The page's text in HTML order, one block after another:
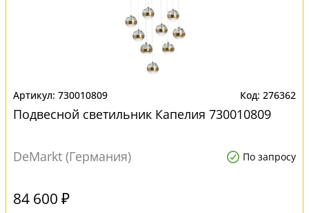
730010809 276362
Подвесной светильник Капелия 730010809
DeMarkt (Германия) По запросу
84 600 ₽